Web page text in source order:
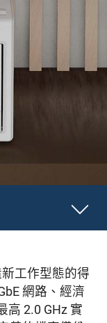
工作型態的得
網路、經濟
高 2.0 GHz 實